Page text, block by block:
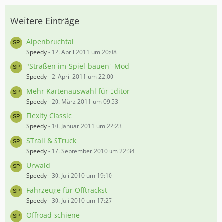
Weitere Einträge
Alpenbruchtal
Speedy- 12. April 2011 um 20:08
"Straßen-im-Spiel-bauen"-Mod
Speedy-2. April 2011 um 22:00
Mehr Kartenauswahl für Editor
Speedy-20. März 2011 um 09:53
Flexity Classic
Speedy- 10. Januar 2011 um 22:23
STrail & STruck
Speedy- 17. September 2010 um 22:34
Urwald
Speedy-30. Juli 2010 um 19:10
Fahrzeuge für Offtrackst
Speedy-30. Juli 2010 um 17:27
Offroad-schiene